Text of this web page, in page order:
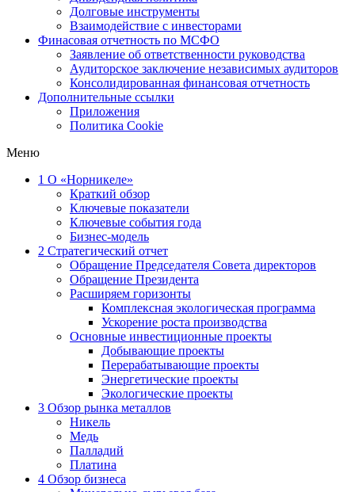
Долговые инструменты
Взаимодействие с инвеcторами
Финасовая отчетность по МСФО
Заявление об ответственности руководства
Аудиторское заключение независимых аудиторов
Консолидированная финансовая отчетность
Дополнительные ссылки
Приложения
Политика Cookie
Меню
1 О «Норникеле»
Краткий обзор
Ключевые показатели
Ключевые события года
Бизнес-модель
2 Стратегический отчет
Обращение Председателя Совета директоров
Обращение Президента
Расширяем горизонты
Комплексная экологическая программа
Ускорение роста производства
Основные инвестиционные проекты
Добывающие проекты
Перерабатывающие проекты
Энергетические проекты
Экологические проекты
3 Обзор рынка металлов
Никель
Медь
Палладий
Платина
4 Обзор бизнеса